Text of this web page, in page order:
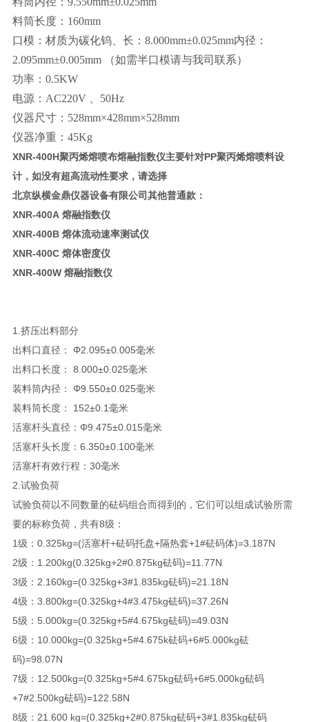
料筒长度： 160mm
口模：材质为碳化钨、长： 8.000mm±0.025mm内径：
2.095mm±0.005mm
（如需半口模请与我司联系）
功率： 0.5KW
电源： AC220V
50Hz
仪器尺寸： 528mm×428mm×528mm
仪器净重： 45Kg
XNR-400H聚丙烯熔喷布熔融指数仪主要针对PP聚丙烯熔喷料设
计，如没有超高流动性要求，请选择
北京纵横金鼎仪器设备有限公司其他普通款：
XNR-400A 熔融指数仪
XNR-400B 熔体流动速率测试仪
XNR-400C 熔体密度仪
XNR-400W 熔融指数仪
1.挤压出料部分
出料口直径： Φ2.095±0.005毫米
出料口长度： 8.000±0.025毫米
装料筒内径： Φ9.550±0.025毫米
装料筒长度： 152±0.1毫米
活塞杆头直径：Φ9.475±0.015毫米
活塞杆头长度：6.350±0.100毫米
活塞杆有效行程：30毫米
2.试验负荷
试验负荷以不同数量的砝码组合而得到的，它们可以组成试验所需
要的标称负荷，共有8级：
1级：0.325kg=(活塞杆+砝码托盘+隔热套+1#砝码体)=3.187N
2级：1.200kg(0.325kg+2#0.875kg砝码)=11.77N
3级：2.160kg=(0.325kg+3#1.835kg砝码)=21.18N
4级：3.800kg=(0.325kg+4#3.475kg砝码)=37.26N
5级：5.000kg=(0.325kg+5#4.675kg砝码)=49.03N
6级：10.000kg=(0.325kg+5#4.675k砝码+6#5.000kg砝
码)=98.07N
7级：12.500kg=(0.325kg+5#4.675kg砝码+6#5.000kg砝码
+7#2.500kg砝码)=122.58N
8级：21.600 kg=(0.325kg+2#0.875kg砝码+3#1.835kg砝码